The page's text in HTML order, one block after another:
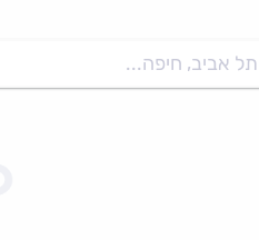
תל אביב, חיפה...